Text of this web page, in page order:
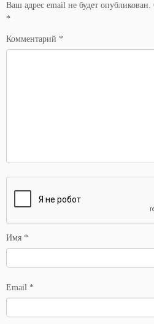
Ваш адрес email не будет опубликован.
*
Комментарий *
Имя *
Email *